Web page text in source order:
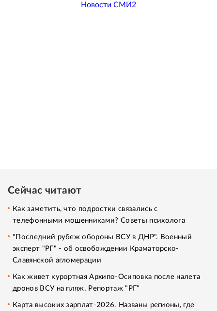
Новости СМИ2
Сейчас читают
Как заметить, что подростки связались с
телефонными мошенниками? Советы психолога
"Последний рубеж обороны ВСУ в ДНР". Военный
эксперт "РГ" - об освобождении Краматорско-
Славянской агломерации
Как живет курортная Архипо-Осиповка после налета
дронов ВСУ на пляж. Репортаж "РГ"
Карта высоких зарплат-2026. Названы регионы, где